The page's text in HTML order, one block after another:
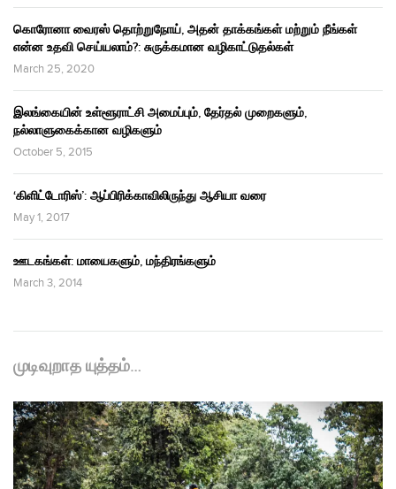
கொரோனா வைரஸ் தொற்றுநோய், அதன் தாக்கங்கள் மற்றும் நீங்கள்
என்ன உதவி செய்யலாம்?: சுருக்கமான வழிகாட்டுதல்கள்
March 25, 2020
இலங்கையின் உள்ளூராட்சி அமைப்பும், தேர்தல் முறைகளும்,
நல்லாளுகைக்கான வழிகளும்
October 5, 2015
‘கிளிட்டோரிஸ்’: ஆப்பிரிக்காவிலிருந்து ஆசியா வரை
May 1, 2017
ஊடகங்கள்: மாயைகளும், மந்திரங்களும்
March 3, 2014
முடிவுறாத யுத்தம்…